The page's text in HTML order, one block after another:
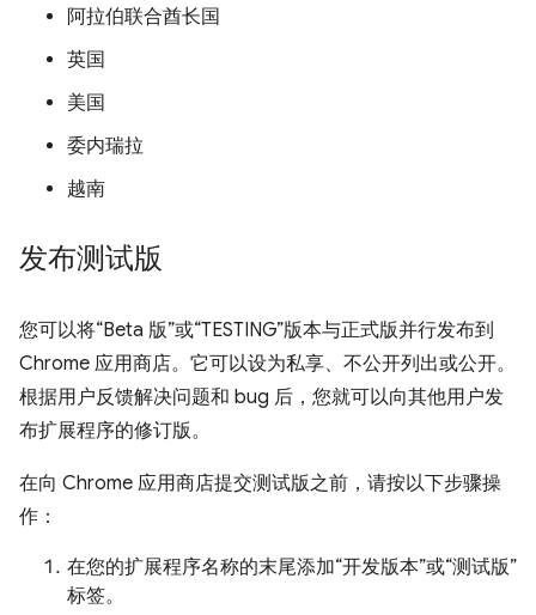
阿拉伯联合酋长国
英国
美国
委内瑞拉
越南
发布测试版
您可以将“Beta 版”或“TESTING”版本与正式版并行发布到
Chrome 应用商店。它可以设为私享、不公开列出或公开。
根据用户反馈解决问题和 bug 后，您就可以向其他用户发
布扩展程序的修订版。
在向 Chrome 应用商店提交测试版之前，请按以下步骤操
作：
在您的扩展程序名称的末尾添加“开发版本”或“测试版”
标签。